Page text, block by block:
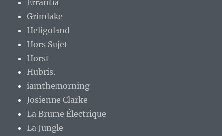
Errantia
Grimlake
Heligoland
Hors Sujet
Horst
Hubris.
iamthemorning
Josienne Clarke
La Brume Électrique
La Jungle